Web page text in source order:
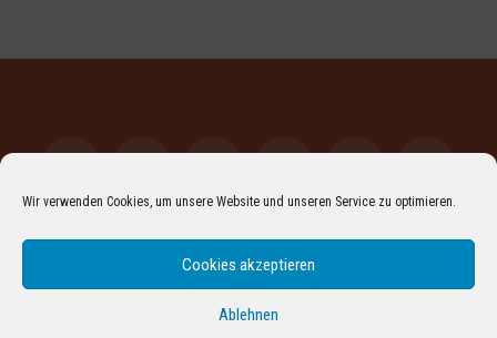
Wir verwenden Cookies, um unsere Website und unseren Service zu optimieren.
Cookies akzeptieren
Ablehnen
PinterestFlickr RSS